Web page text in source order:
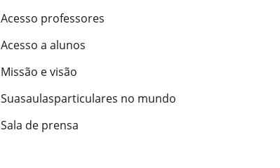
Acesso professores
Acesso a alunos
Missão e visão
Suasaulasparticulares no mundo
Sala de prensa